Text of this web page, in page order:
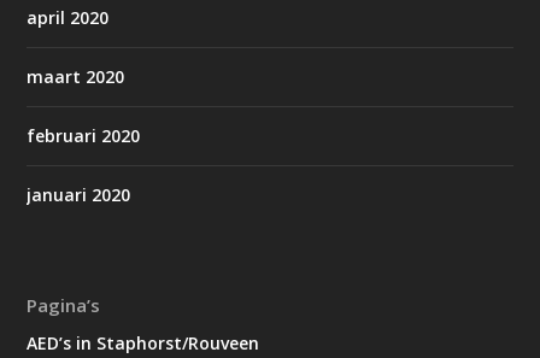
april 2020
maart 2020
februari 2020
januari 2020
Pagina’s
AED’s in Staphorst/Rouveen